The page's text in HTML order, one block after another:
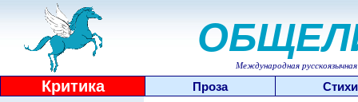
Международная
Критика Проза Стихи